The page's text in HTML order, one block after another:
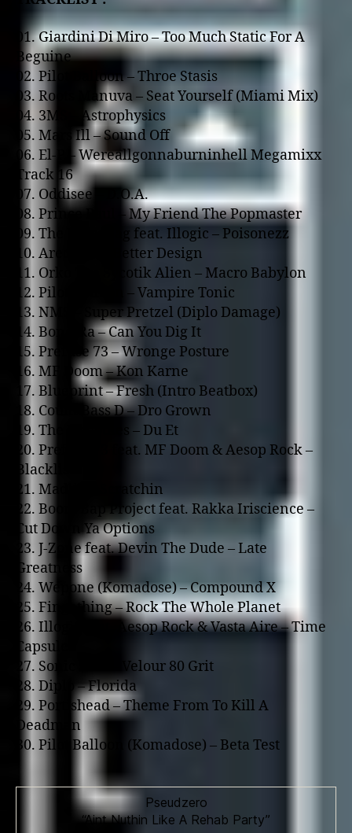
01. Giardini Di Miro – Too Much Static For A
Beguine
02. Pilot Balloon – Throe Stasis
03. Roots Manuva – Seat Yourself (Miami Mix)
04. 3MS – Astrophysics
05. Mars Ill – Sound Off
06. El-P – Wereallgonnaburninhell Megamixx
Track 16
07. Oddisee – D.O.A.
08. Prince Paul – My Friend The Popmaster
09. The Flim Flag feat. Illogic – Poisonezz
10. Arecee – A Better Design
11. Orko The Sycotik Alien – Macro Babylon
12. Pilot Balloon – Vampire Tonic
13. NMS – Super Pretzel (Diplo Damage)
14. Bong-Ra – Can You Dig It
15. Prefuse 73 – Wronge Posture
16. MF Doom – Kon Karne
17. Blueprint – Fresh (Intro Beatbox)
18. Count Bass D – Dro Grown
19. The Nobodies – Du Et
20. Prefuse 73 feat. MF Doom & Aesop Rock –
Blacklist
21. Madlib – Scratchin
22. Boom Bap Project feat. Rakka Iriscience –
Cut Down Ya Options
23. J-Zone feat. Devin The Dude – Late
Greatness
24. Wepone (Komadose) – Compound X
25. Fingathing – Rock The Whole Planet
26. Illogic feat. Aesop Rock & Vasta Aire – Time
Capsule
27. Sonic Sum – Velour 80 Grit
28. Diplo – Florida
29. Portishead – Theme From To Kill A
Deadman
30. Pilot Balloon (Komadose) – Beta Test
Pseudzero
“Aint Nuthin Like A Rehab Party”